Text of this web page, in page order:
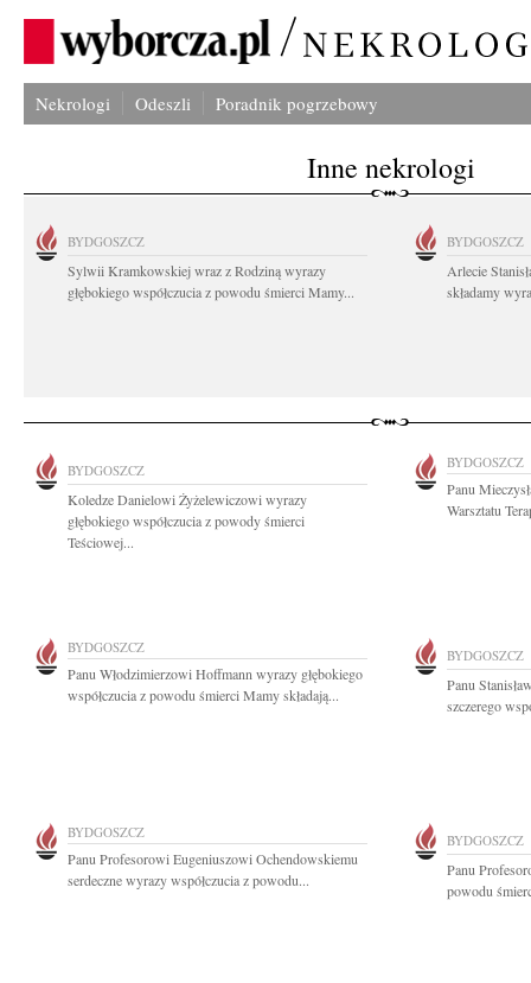
Nekrologi Odeszli Poradnik pogrzebowy
Inne nekrologi
BYDGOSZCZ
Sylwii Kramkowskiej wraz z Rodziną wyrazy
głębokiego współczucia z powodu śmierci Mamy...
BYDGOSZCZ
Arlecie
składamy
BYDGOSZCZ
Koledze Danielowi Żyżelewiczowi wyrazy
głębokiego współczucia z powody śmierci
Teściowej...
BYDGOSZCZ
Panu
Warsztatu
BYDGOSZCZ
Panu Włodzimierzowi Hoffmann wyrazy głębokiego
współczucia z powodu śmierci Mamy składają...
BYDGOSZCZ
Panu
szczerego
BYDGOSZCZ
Panu Profesorowi Eugeniuszowi Ochendowskiemu
serdeczne wyrazy współczucia z powodu...
BYDGOSZCZ
Panu
powodu